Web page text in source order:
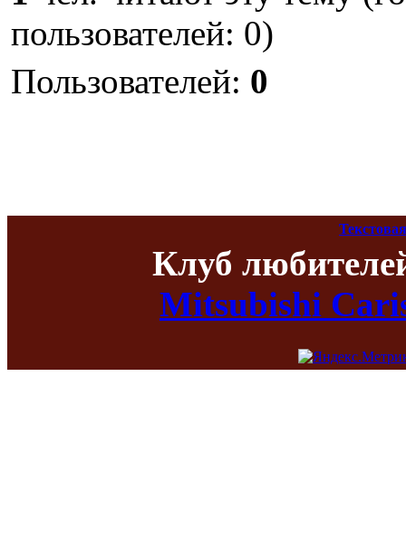
пользователей: 0)
Пользователей: 0
Клуб
Mitsubishi